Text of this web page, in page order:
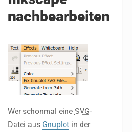
nachbearbeiten
Wer schonmal eine SVG-
Datei aus Gnuplotin der